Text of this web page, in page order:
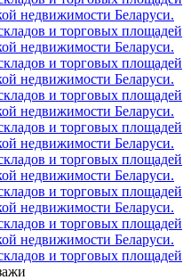
недвижимости Беларуси.
и торговых площадей
недвижимости Беларуси.
и торговых площадей
недвижимости Беларуси.
и торговых площадей
недвижимости Беларуси.
и торговых площадей
недвижимости Беларуси.
и торговых площадей
недвижимости Беларуси.
и торговых площадей
недвижимости Беларуси.
и торговых площадей
недвижимости Беларуси.
и торговых площадей